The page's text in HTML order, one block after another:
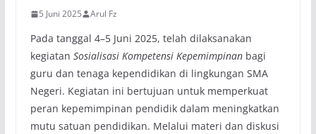
5 Juni 2025 Arul Fz
Pada tanggal 4–5 Juni 2025, telah dilaksanakan
kegiatan Sosialisasi Kompetensi Kepemimpinanbagi
guru dan tenaga kependidikan di lingkungan SMA
Negeri. Kegiatan ini bertujuan untuk memperkuat
peran kepemimpinan pendidik dalam meningkatkan
mutu satuan pendidikan. Melalui materi dan diskusi